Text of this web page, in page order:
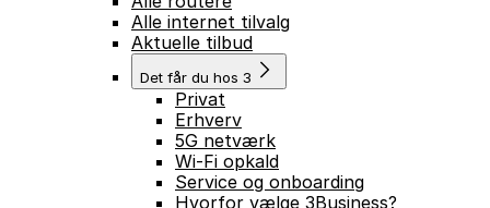
Alle internet tilvalg
Aktuelle tilbud
Det får du hos 3
Privat
Erhverv
5G netværk
Wi-Fi opkald
Service og onboarding
Hvorfor vælge 3Business?